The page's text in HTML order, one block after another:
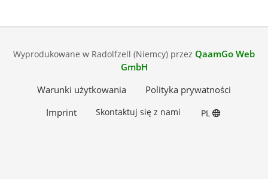
Wyprodukowane w Radolfzell (Niemcy) przez QaamGo Web
GmbH
Warunki użytkowania
Polityka prywatności
Imprint
Skontaktuj się z nami PL